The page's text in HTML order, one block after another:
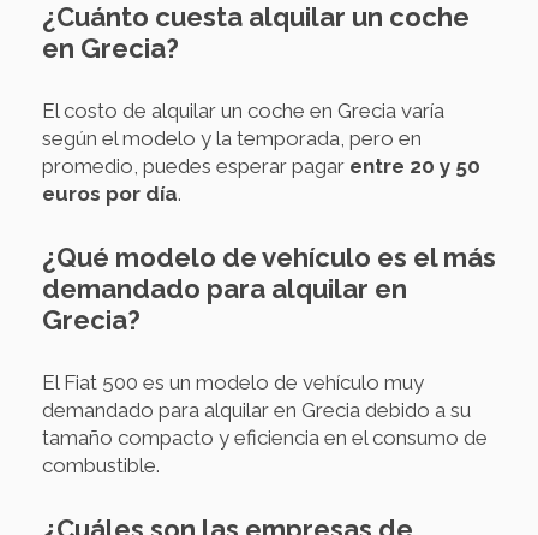
¿Cuánto cuesta alquilar un coche
en Grecia?
El costo de alquilar un coche en Grecia varía
según el modelo y la temporada, pero en
promedio, puedes esperar pagar entre 20 y 50
euros por día.
¿Qué modelo de vehículo es el más
demandado para alquilar en
Grecia?
El Fiat 500 es un modelo de vehículo muy
demandado para alquilar en Grecia debido a su
tamaño compacto y eficiencia en el consumo de
combustible.